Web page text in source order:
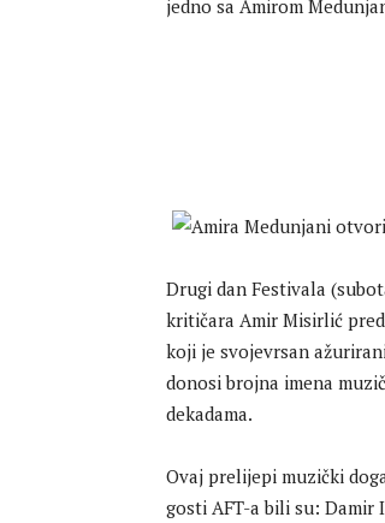
jedno sa Amirom
Drugi dan Festivala
kritičara Amir Misirlić
koji je svojevrsan
donosi brojna imena
dekadama.
Ovaj prelijepi muzički
gosti AFT-a bili su: Damir